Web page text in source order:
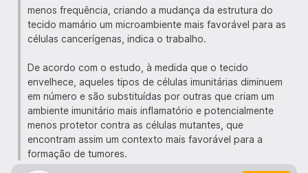
menos frequência, criando a mudança da estrutura do
tecido mamário um microambiente mais favorável para as
células cancerígenas, indica o trabalho.
De acordo com o estudo, à medida que o tecido
envelhece, aqueles tipos de células imunitárias diminuem
em número e são substituídas por outras que criam um
ambiente imunitário mais inflamatório e potencialmente
menos protetor contra as células mutantes, que
encontram assim um contexto mais favorável para a
formação de tumores.